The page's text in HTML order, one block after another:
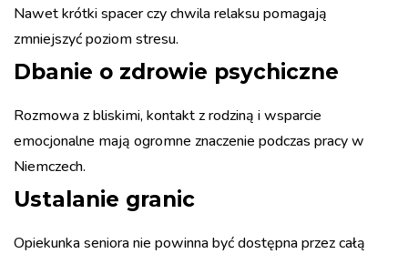
Nawet krótki spacer czy chwila relaksu pomagają
zmniejszyć poziom stresu.
Dbanie o zdrowie psychiczne
Rozmowa z bliskimi, kontakt z rodziną i wsparcie
emocjonalne mają ogromne znaczenie podczas pracy w
Niemczech.
Ustalanie granic
Opiekunka seniora nie powinna być dostępna przez całą